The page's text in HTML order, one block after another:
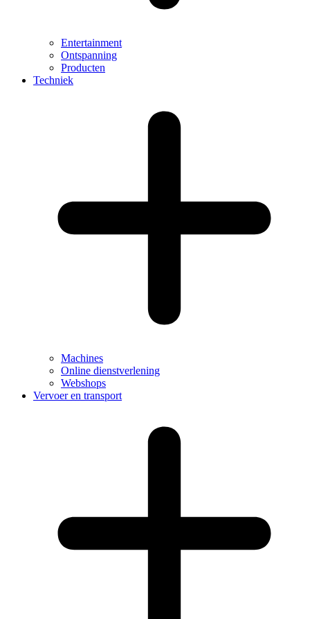
Entertainment
Ontspanning
Producten
Techniek
Machines
Online dienstverlening
Webshops
Vervoer en transport